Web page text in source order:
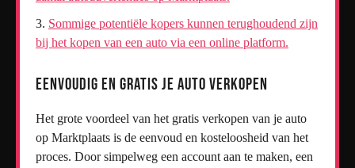
Sommige potentiële kopers kunnen terughoudend zijn
bij het kopen van een auto via een online platform.
Eenvoudig en gratis je auto verkopen
Het grote voordeel van het gratis verkopen van je auto
op Marktplaats is de eenvoud en kosteloosheid van het
proces. Door simpelweg een account aan te maken, een